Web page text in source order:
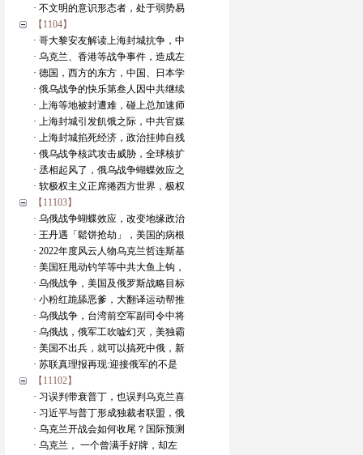
· 不文明的意识形态者，处于弱势易
【1104】
· 哥大黎安友解读上海封城抗争，中
· 乌克兰、香港等战争事件，造成左
· 德国，西方的东方，中国、日本学
· 俄乌战争的快乐第叁人因中共继续
· 上海等地被封遭难，碰上总加速师
· 上海封城引发飢饿之际，中共官媒
· 上海封城掐死经济，政治挂帅自残
· 俄乌战争核武攻击威胁，全球核扩
· 丞相起风了，俄乌战争蝴蝶效应之
· 软极权主义正席捲西方世界，极权
【11103】
· 乌俄战争蝴蝶效应，改变地缘政治
· 王丹遇「鬆饼抢劫」，美国的病根
· 2022年度风云人物乌克兰哲连斯基
· 美国狂甩动钓竿等中共大鱼上钩，
· 乌俄战争，美国及俄罗斯战略目标
· 小粉红跪舔恶爹，大翻译运动帮推
· 乌俄战争，台湾前空军副司令中将
· 乌俄战，俄军工吹嘘幻灭，美独霸
· 美国不出兵，就可以搞死中俄，新
· 苏联真理报再现:迎接俄军的不是
【11102】
· 习误判带衰普丁，也误判乌克兰喜
· 习近平与普丁形成独裁者联盟，俄
· 乌克兰开战会如何收尾？国际预测
· 乌克兰， 一个曾满手好牌，却左